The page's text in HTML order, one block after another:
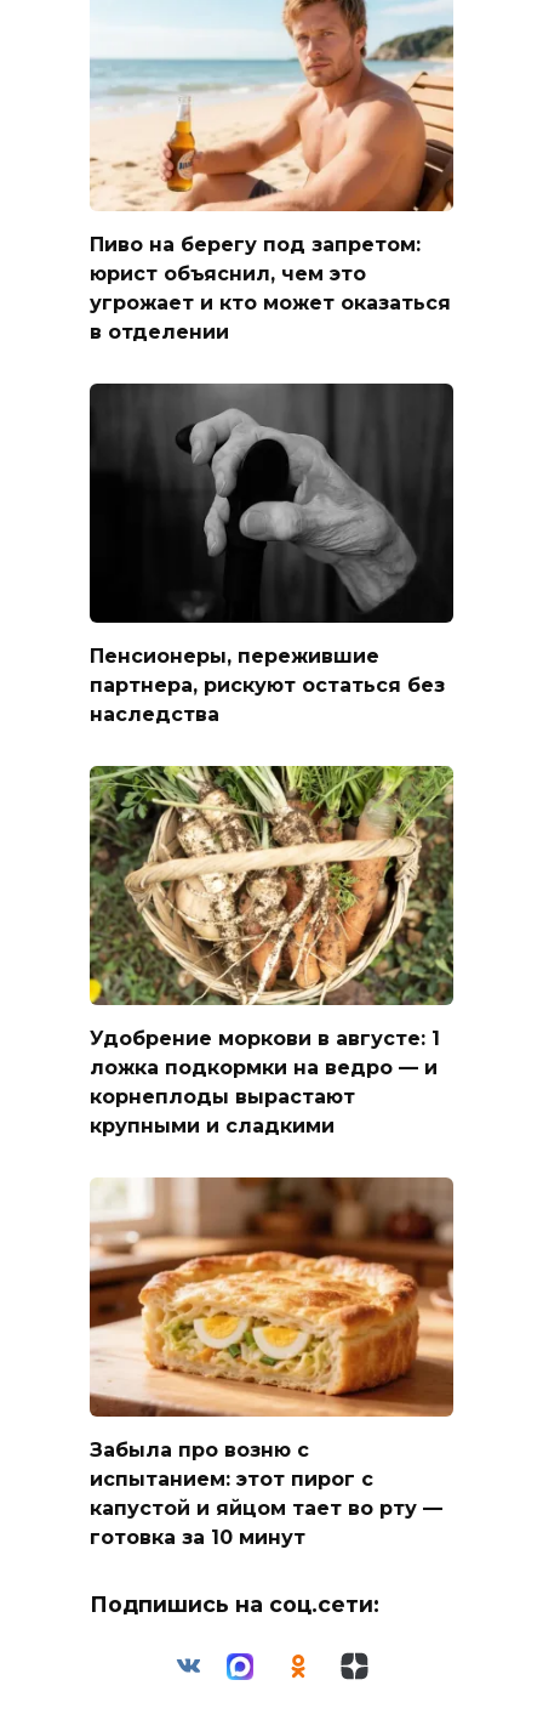
Пиво на берегу под запретом:
юрист объяснил, чем это
угрожает и кто может оказаться
в отделении
Пенсионеры, пережившие
партнера, рискуют остаться без
наследства
Удобрение моркови в августе: 1
ложка подкормки на ведро — и
корнеплоды вырастают
крупными и сладкими
Забыла про возню с
испытанием: этот пирог с
капустой и яйцом тает во рту —
готовка за 10 минут
Подпишись на соц.сети: